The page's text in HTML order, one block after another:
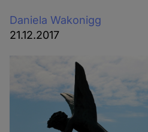
Daniela Wakonigg
21.12.2017